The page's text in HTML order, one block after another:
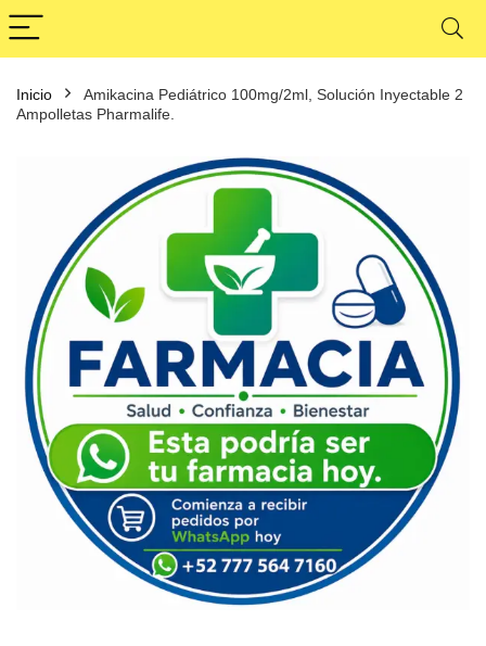
Inicio
Amikacina Pediátrico 100mg/2ml, Solución Inyectable 2
Ampolletas Pharmalife.